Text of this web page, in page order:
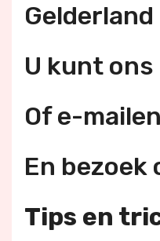
Gelderland
U kunt
Of e-
En bezoek
Tips en